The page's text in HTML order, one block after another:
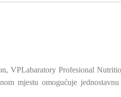
VPLabaratory Profesional
mjestu omogućuje